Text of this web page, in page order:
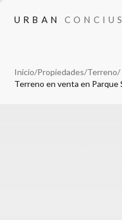
URBAN CONCIUS
URBAN CONCIUS
Inicio/Propiedades/Terreno/